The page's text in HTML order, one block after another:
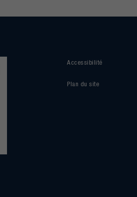
Accessibilité
Plan du site